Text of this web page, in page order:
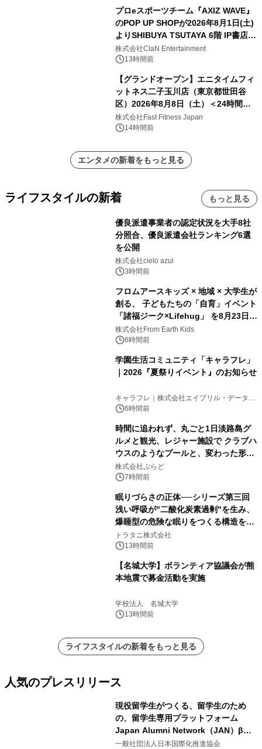
プロeスポーツチーム『AXIZ WAVE』
のPOP UP SHOPが2026年8月1日(土)
よりSHIBUYA TSUTAYA 6階 IP書店で
開催決定！！
株式会社ClaN Entertainment
13時間前
【グランドオープン】エニタイムフィ
ットネス二子玉川店（東京都世田谷
区）2026年8月8日（土）＜24時間年
中無休のフィットネスジム＞
株式会社Fast Fitness Japan
14時間前
エンタメの新着をもっと見る
ライフスタイルの新着 もっと見る
優良派遣事業者の認定状況を大手8社
分照合、優良派遣会社ランキング6選
を公開
株式会社cielo azul
3時間前
フロムアースキッズ × 地域 × 大学生が
創る、 子どもたちの「自育」イベント
「諸福ジーク×Lifehug」 を8月23日
(日)開催
株式会社From Earth Kids
6時間前
学園生活コミュニティ「キャラフレ」
｜2026『夏祭りイベント』のお知らせ
キャラフレ｜株式会社エイプリル・データ・
デザインズ
6時間前
時間に追われず、丸ごと1日淡路島グ
ルメと観光、レジャー施設で クラブハ
ウスのようなプールと、変わった形の
サウナも 「THE BOXY AWAJI」のお
得な素泊まり連泊プランで
株式会社ぷらど
7時間前
眠りづらさの正体──シリーズ第三回
浅い呼吸が"二酸化炭素過剰"を生み、
爆睡型の危険な眠りをつくる構造を解
説
トラタニ株式会社
13時間前
【名城大学】ボランティア協議会が熊
本地震で募金活動を実施
学校法人 名城大学
13時間前
ライフスタイルの新着をもっと見る
人気のプレスリリース
現役留学生がつくる、留学生のため
の、留学生専用プラットフォーム
Japan Alumni Network（JAN）β版
をリリース
一般社団法人日本国際化推進協会